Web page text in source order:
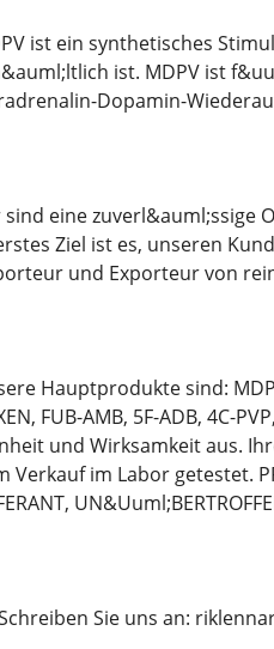
ist ein synthetisches
ist. MDPV ist
Dopamin-
sind eine zuverl&auml;ssige
Ziel ist es, unseren
und Exporteur von
Hauptprodukte sind:
FUB-AMB, 5F-ADB, 4C-
und Wirksamkeit aus.
Verkauf im Labor getestet.
Sie uns an: